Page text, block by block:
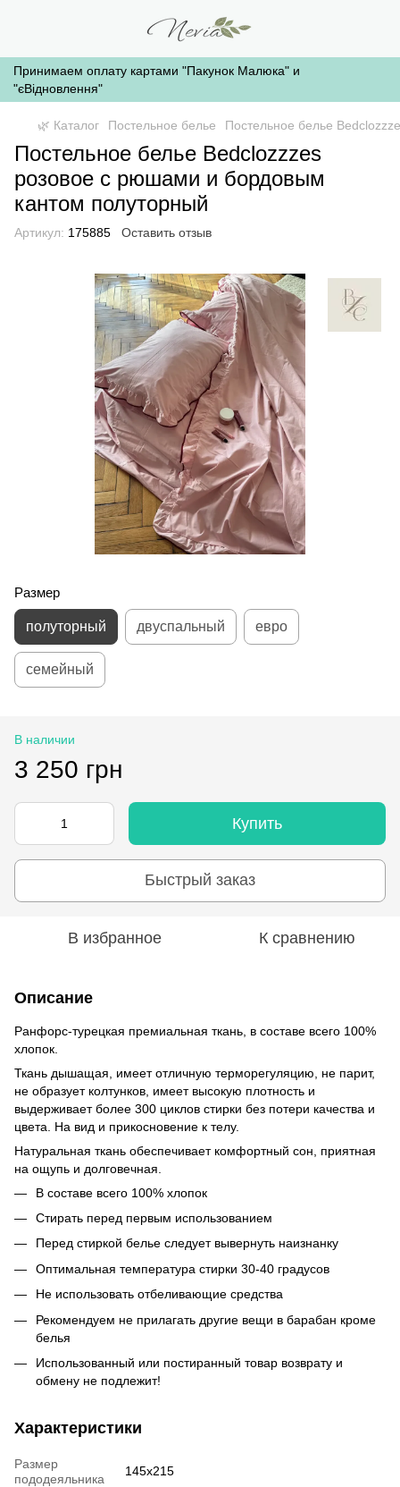
Принимаем оплату картами "Пакунок Малюка" и
"єВідновлення"
🌿 Каталог Постельное белье Постельное белье
Постельное белье Bedclozzzes
розовое с рюшами и бордовым
кантом полуторный
Артикул: 175885 Оставить отзыв
Размер
полуторный двуспальный евро
семейный
В наличии
3 250 грн
Купить
Быстрый заказ
В избранное К сравнению
Описание
Ранфорс-турецкая премиальная ткань, в составе всего 100%
хлопок.
Ткань дышащая, имеет отличную терморегуляцию, не парит,
не образует колтунков, имеет высокую плотность и
выдерживает более 300 циклов стирки без потери качества и
цвета. На вид и прикосновение к телу.
Натуральная ткань обеспечивает комфортный сон, приятная
на ощупь и долговечная.
В составе всего 100% хлопок
Стирать перед первым использованием
Перед стиркой белье следует вывернуть наизнанку
Оптимальная температура стирки 30-40 градусов
Не использовать отбеливающие средства
Рекомендуем не прилагать другие вещи в барабан кроме
белья
Использованный или постиранный товар возврату и
обмену не подлежит!
Характеристики
Размер
пододеяльника
145x215